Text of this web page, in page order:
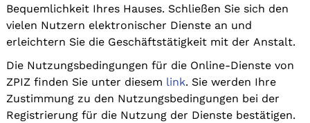
Bequemlichkeit Ihres Hauses. Schließen Sie sich den
vielen Nutzern elektronischer Dienste an und
erleichtern Sie die Geschäftstätigkeit mit der Anstalt.
Die Nutzungsbedingungen für die Online-Dienste von
ZPIZ finden Sie unter diesem link. Sie werden Ihre
Zustimmung zu den Nutzungsbedingungen bei der
Registrierung für die Nutzung der Dienste bestätigen.